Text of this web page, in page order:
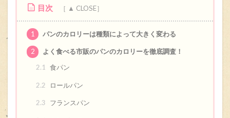
目次
1 パンのカロリーは種類によって大きく変わる
2
よく食べる市販のパンのカロリーを徹底調査！
2.1
食パン
2.2 ロールパン
2.3 フランスパン